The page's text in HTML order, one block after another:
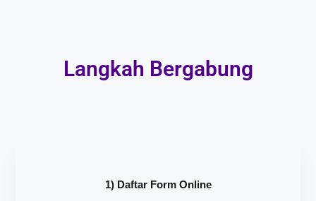
Langkah Bergabung
1) Daftar Form Online